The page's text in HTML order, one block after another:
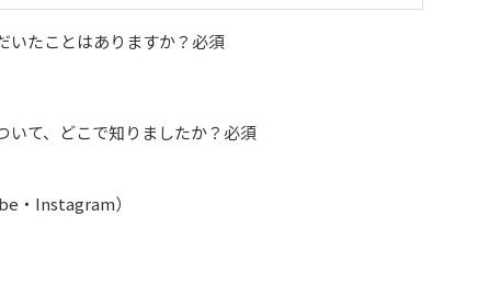
いたことはありますか？ 必須
て、どこで知りましたか？ 必須
・Instagram）